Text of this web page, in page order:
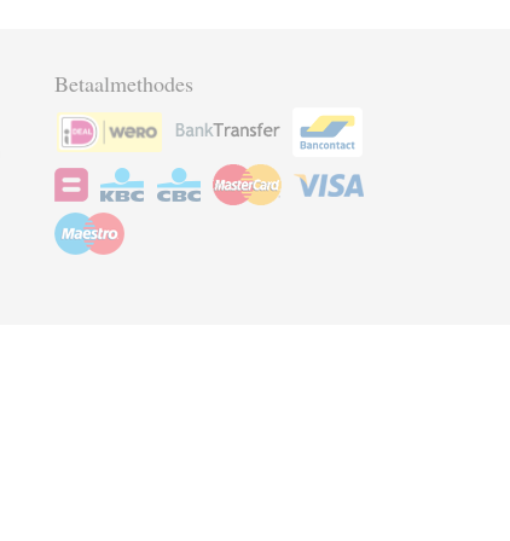
Betaalmethodes